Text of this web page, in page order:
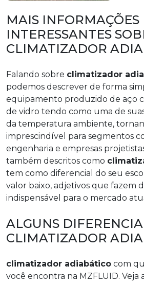
MAIS INFORMAÇÕES
INTERESSANTES
CLIMATIZADOR
Falando sobre climatizador
podemos descrever de forma
equipamento produzido de aço
de vidro tendo como uma de
da temperatura ambiente,
imprescindível para segmentos
engenharia e empresas
também descritos como
tem como diferencial do seu
valor baixo, adjetivos que fazem
indispensável para o mercado
ALGUNS
CLIMATIZADOR
climatizador adiabático com
você encontra na MZFLUID. Veja